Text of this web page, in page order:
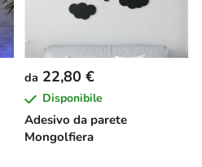
Adesivo da parete
Mongolfiera
da 22,80 €
Disponibile